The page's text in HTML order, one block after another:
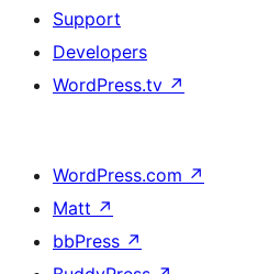
Support
Developers
WordPress.tv ↗
WordPress.com ↗
Matt ↗
bbPress ↗